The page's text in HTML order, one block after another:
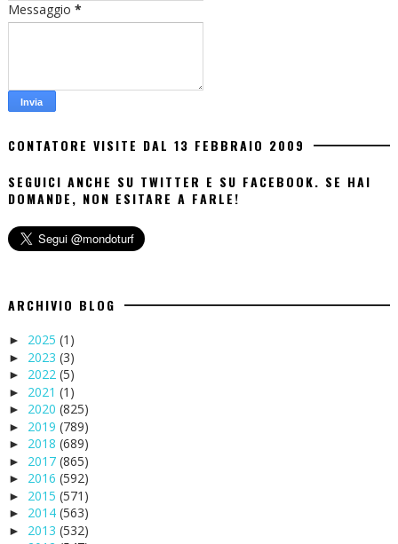
Messaggio *
CONTATORE VISITE DAL 13 FEBBRAIO 2009
SEGUICI ANCHE SU TWITTER E SU FACEBOOK. SE HAI
DOMANDE, NON ESITARE A FARLE!
ARCHIVIO BLOG
► 2025 (1)
► 2023 (3)
► 2022 (5)
► 2021 (1)
► 2020 (825)
► 2019 (789)
► 2018 (689)
► 2017 (865)
► 2016 (592)
► 2015 (571)
► 2014 (563)
► 2013 (532)